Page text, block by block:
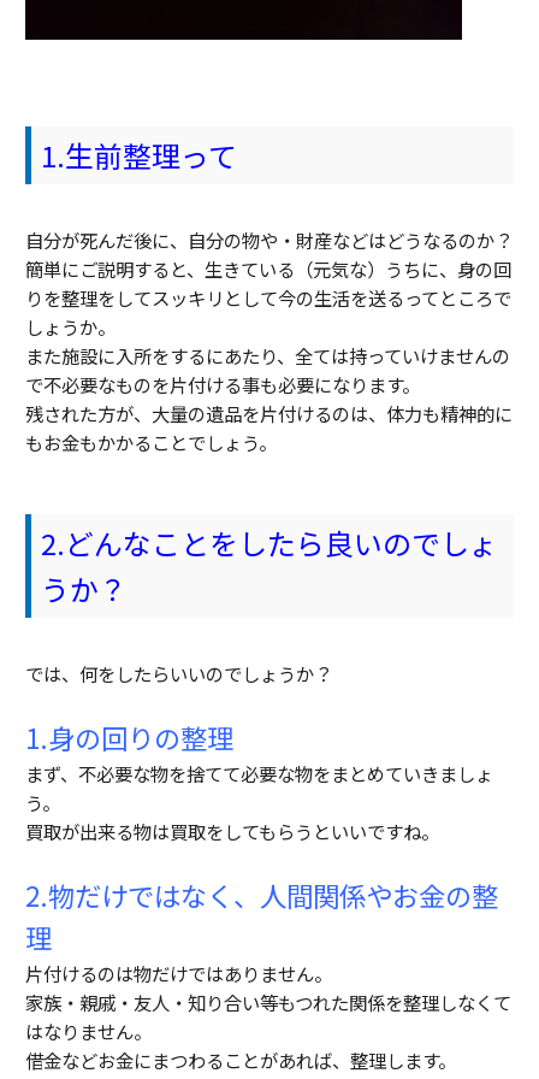
1.生前整理って
自分が死んだ後に、自分の物や・財産などはどうなるのか？
簡単にご説明すると、生きている（元気な）うちに、身の回
りを整理をしてスッキリとして今の生活を送るってところで
しょうか。
また施設に入所をするにあたり、全ては持っていけませんの
で不必要なものを片付ける事も必要になります。
残された方が、大量の遺品を片付けるのは、体力も精神的に
もお金もかかることでしょう。
2.どんなことをしたら良いのでしょ
うか？
では、何をしたらいいのでしょうか？
1.身の回りの整理
まず、不必要な物を捨てて必要な物をまとめていきましょ
う。
買取が出来る物は買取をしてもらうといいですね。
2.物だけではなく、人間関係やお金の整
理
片付けるのは物だけではありません。
家族・親戚・友人・知り合い等もつれた関係を整理しなくて
はなりません。
借金などお金にまつわることがあれば、整理します。